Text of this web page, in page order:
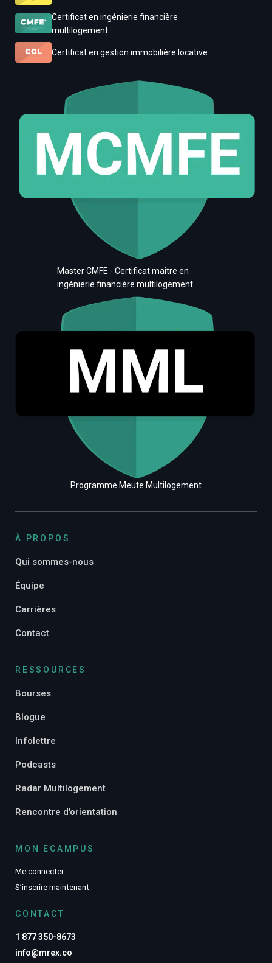
Certificat en ingénierie financière
multilogement
Certificat en gestion immobilière locative
Master CMFE - Certificat maître en
ingénierie financière multilogement
Programme Meute Multilogement
À PROPOS
Qui sommes-nous
Équipe
Carrières
Contact
RESSOURCES
Bourses
Blogue
Infolettre
Podcasts
Radar Multilogement
Rencontre d'orientation
MON ECAMPUS
Me connecter
S’inscrire maintenant
CONTACT
1 877 350-8673
info@mrex.co